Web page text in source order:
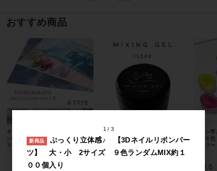
おすすめ商品
ネイルチップ撮影用シート(デザイ
ンペーパー)３ インスタ ＳＮ
Ｓ サロンの宣材用に
大容量 【ニュアンスネイルに】
シルキーミキシングジェル 15g
サロン
全１４
スカラー
すべてのおすすめ商品を見る
1 3
新商品
ぷっくり立体感♪ 【3Dネイルリボンパー
ツ】 大・小 2サイズ ９色ランダムMIX約１
００個入り